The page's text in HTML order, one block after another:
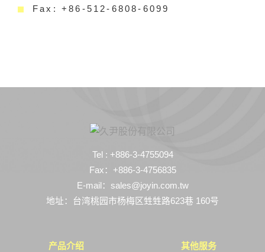
Fax: +86-512-6808-6099
Tel : +886-3-4755094
Fax：+886-3-4756835
E-mail：sales@joyin.com.tw
地址：台湾桃园市杨梅区甡甡路623巷 160号
产品介绍 其他服务